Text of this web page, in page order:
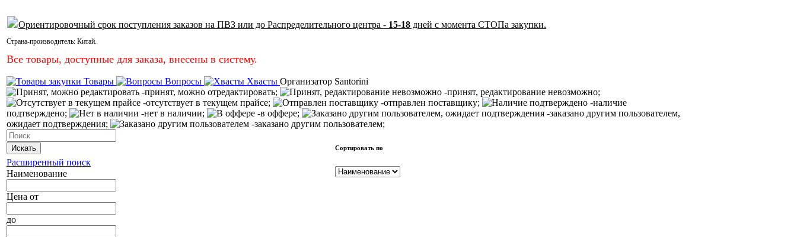
Ориентировочный срок поступления заказов на ПВЗ или до Распределительного центра - 15-18 дней с момента СТОПа закупки.
Страна-производитель: Китай.
Все товары, доступные для заказа, внесены в систему.
Товары Вопросы Хвасты Организатор Santorini
-принят, можно отредактировать;
-принят, редактирование невозможно;
-отсутствует в текущем прайсе;
-отправлен поставщику;
-наличие
подтверждено;
-нет в наличии; -в оффере;
-заказано другим пользователем,
ожидает подтверждения;
-заказано другим пользователем;
Искать
Расширенный поиск
Наименование
Цена от
до
Сортировать по